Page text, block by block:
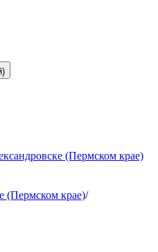
(Пермском крае)
(Пермском крае)/